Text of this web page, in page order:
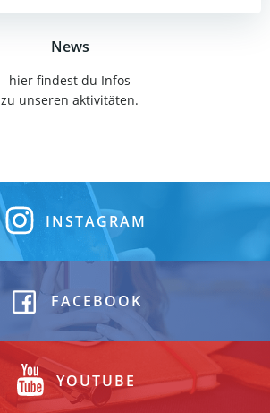
News
hier findest du Infos
zu unseren aktivitäten.
INSTAGRAM
FACEBOOK
YOUTUBE